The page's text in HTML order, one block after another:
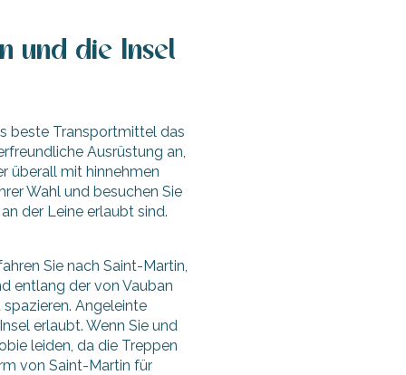
und die Insel
beste Transportmittel das
Ausrüstung an,
überall mit hinnehmen
Wahl und besuchen Sie
der Leine erlaubt sind.
Sie nach Saint-Martin,
entlang der von Vauban
Angeleinte
erlaubt. Wenn Sie und
leiden, da die Treppen
von Saint-Martin für